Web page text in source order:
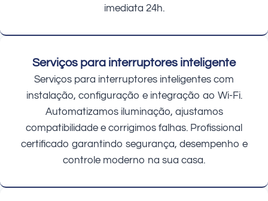
imediata 24h.
Serviços para interruptores inteligente
Serviços para interruptores inteligentes com
instalação, configuração e integração ao Wi-Fi.
Automatizamos iluminação, ajustamos
compatibilidade e corrigimos falhas. Profissional
certificado garantindo segurança, desempenho e
controle moderno na sua casa.